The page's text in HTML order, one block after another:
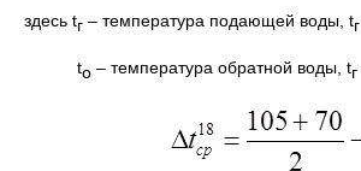
здесь tг – температура подающей воды, tг
tо – температура обратной воды, tг